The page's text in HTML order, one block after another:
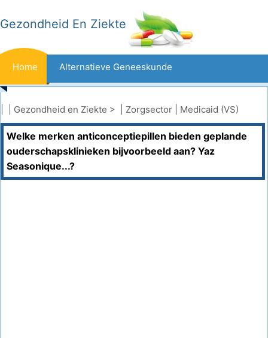
Gezondheid En Ziekte
Home Alternatieve Geneeskunde
Beten En Steken Kanker
Aandoeningen En Behandelingen Mond- En Tandzorg
Dieet En Voeding Gezinsgezondheid Zorgsector
Gezondheid en Ziekte > | Zorgsector Medicaid (VS)
Welke merken anticonceptiepillen bieden geplande
ouderschapsklinieken bijvoorbeeld aan? Yaz
Seasonique...?